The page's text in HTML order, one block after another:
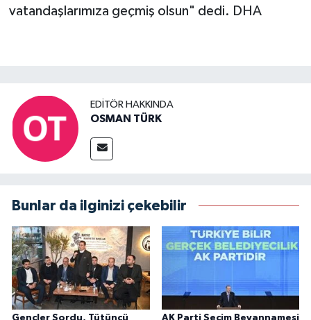
vatandaşlarımıza geçmiş olsun" dedi. DHA
EDITÖR HAKKINDA
OSMAN TÜRK
Bunlar da ilginizi çekebilir
Gençler Sordu, Tütüncü AK Parti Seçim Beyannamesi